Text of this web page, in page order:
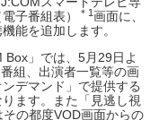
子番組表）
＊1画面に、
能を追加します。
」では、5月29日よ
組、出演者一覧等の画
デマンド」で提供する
ます。また「見逃し視
の都度VOD画面からの